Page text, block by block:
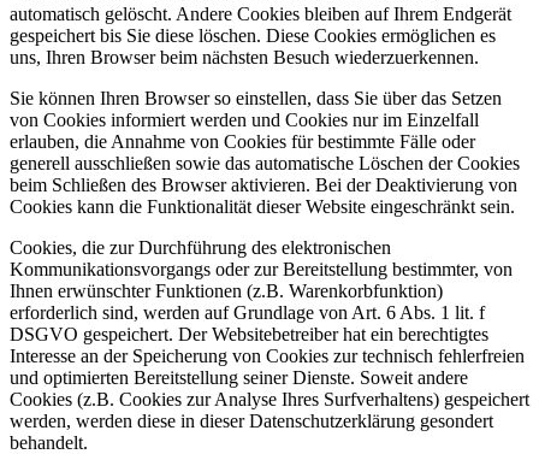
automatisch gelöscht. Andere Cookies bleiben auf Ihrem Endgerät
gespeichert bis Sie diese löschen. Diese Cookies ermöglichen es
uns, Ihren Browser beim nächsten Besuch wiederzuerkennen.
Sie können Ihren Browser so einstellen, dass Sie über das Setzen
von Cookies informiert werden und Cookies nur im Einzelfall
erlauben, die Annahme von Cookies für bestimmte Fälle oder
generell ausschließen sowie das automatische Löschen der Cookies
beim Schließen des Browser aktivieren. Bei der Deaktivierung von
Cookies kann die Funktionalität dieser Website eingeschränkt sein.
Cookies, die zur Durchführung des elektronischen
Kommunikationsvorgangs oder zur Bereitstellung bestimmter, von
Ihnen erwünschter Funktionen (z.B. Warenkorbfunktion)
erforderlich sind, werden auf Grundlage von Art. 6 Abs. 1 lit. f
DSGVO gespeichert. Der Websitebetreiber hat ein berechtigtes
Interesse an der Speicherung von Cookies zur technisch fehlerfreien
und optimierten Bereitstellung seiner Dienste. Soweit andere
Cookies (z.B. Cookies zur Analyse Ihres Surfverhaltens) gespeichert
werden, werden diese in dieser Datenschutzerklärung gesondert
behandelt.